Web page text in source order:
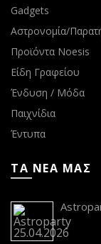
Gadgets
Αστρονομία/
Προϊόντα Noesis
Είδη Γραφείου
Ένδυση / Μόδα
Παιχνίδια
Έντυπα
ΤΑ ΝΕΑ ΜΑΣ